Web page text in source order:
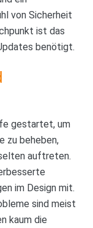
von Sicherheit
ist das
benötigt.
gestartet, um
zu beheben,
auftreten.
im Design mit.
sind meist
kaum die